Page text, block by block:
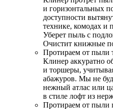
и горизонтальных
доступности
технике, комодах и
Уберет пыль с
Очистит книжные
Протираем от пыли
Клинер аккуратно
и торшеры,
абажуров. Мы не
нежный атлас или
в стиле лофт из
Протираем от пыли